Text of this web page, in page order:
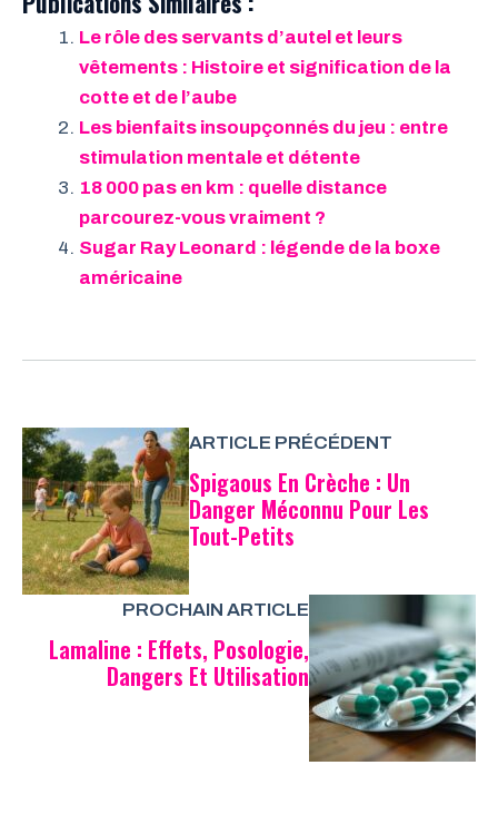
Le rôle des servants d’autel et leurs
vêtements : Histoire et signification de la
cotte et de l’aube
Les bienfaits insoupçonnés du jeu : entre
stimulation mentale et détente
18 000 pas en km : quelle distance
parcourez-vous vraiment ?
Sugar Ray Leonard : légende de la boxe
américaine
ARTICLE PRÉCÉDENT
Spigaous En Crèche : Un
Danger Méconnu Pour Les
Tout-Petits
PROCHAIN ARTICLE
Lamaline : Effets, Posologie,
Dangers Et Utilisation